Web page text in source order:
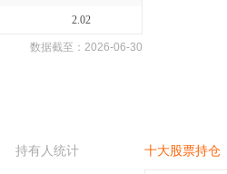
2.02
数据截至： 2026-06-30
持有人统计 十大股票持仓